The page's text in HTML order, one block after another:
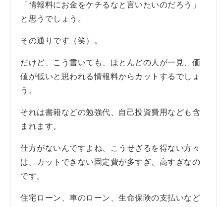
「情報料にお金をケチるなと言いたいのだろう」
と思うでしょう。
その通りです（笑）。
だけど、こう書いても、ほとんどの人が一見、価
値が低いと思われる情報料からカットするでしょ
う。
それは書籍などの勉強代、自己投資費用なども含
まれます。
仕方がないんですよね、こうせざるを得ない方々
は。カットできない固定費が多すぎ、高すぎなの
です。
住宅ローン、車のローン、生命保険の支払いなど